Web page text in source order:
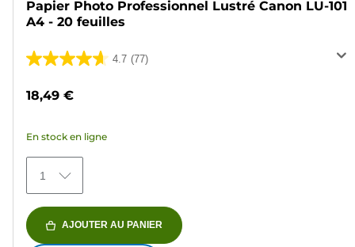
Papier Photo Professionnel Lustré Canon LU-101
A4 - 20 feuilles
4.7 (77)
4.7
5
77
avis
18,49 €
En stock en ligne
1
AJOUTER AU PANIER